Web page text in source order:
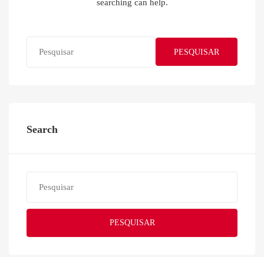
searching can help.
PESQUISAR
Search
PESQUISAR